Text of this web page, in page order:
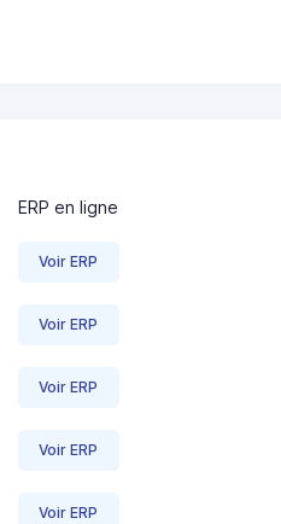
ERP en ligne
Voir ERP
Voir ERP
Voir ERP
Voir ERP
Voir ERP